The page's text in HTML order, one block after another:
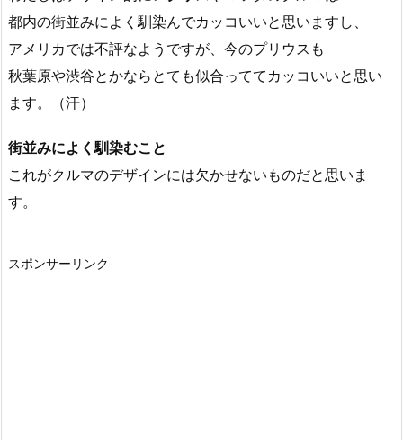
都内の街並みによく馴染んでカッコいいと思いますし、
アメリカでは不評なようですが、今のプリウスも
秋葉原や渋谷とかならとても似合っててカッコいいと思い
ます。（汗）
街並みによく馴染むこと
これがクルマのデザインには欠かせないものだと思いま
す。
スポンサーリンク